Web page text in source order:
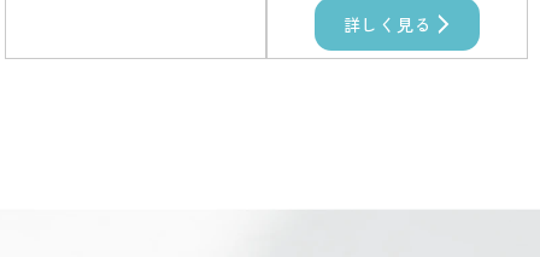
詳しく見る